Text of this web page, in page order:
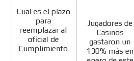
Cual es el plazo
para
reemplazar al
oficial de
Cumplimiento
Jugadores de
Casinos
gastaron un
130% más en